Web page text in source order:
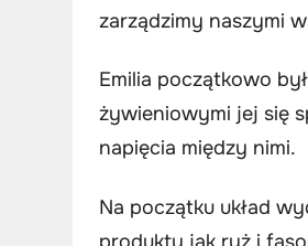
zarządzimy naszymi
Emilia początkowo
żywieniowymi jej się
napięcia między nimi.
Na początku układ
produkty jak ryż i